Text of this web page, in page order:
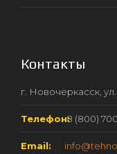
Контакты
г. Новочеркасск,
Телефон:8 (800)
Email: